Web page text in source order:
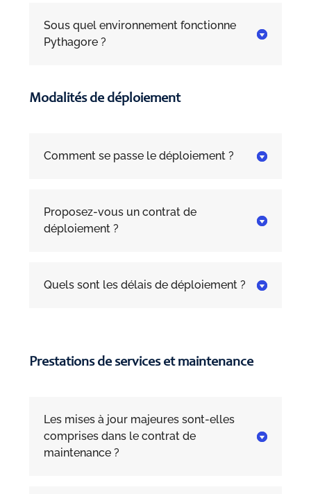

Sous quel environnement fonctionne
Pythagore ?
Modalités de déploiement

Comment se passe le déploiement ?

Proposez-vous un contrat de
déploiement ?

Quels sont les délais de déploiement ?
Prestations de services et maintenance

Les mises à jour majeures sont-elles
comprises dans le contrat de
maintenance ?